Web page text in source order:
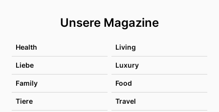
Unsere Magazine
Health Living
Liebe Luxury
Family Food
Tiere Travel